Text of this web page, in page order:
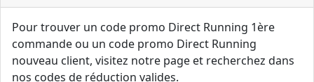
Pour trouver un code promo Direct Running 1ère
commande ou un code promo Direct Running
nouveau client, visitez notre page et recherchez dans
nos codes de réduction valides.